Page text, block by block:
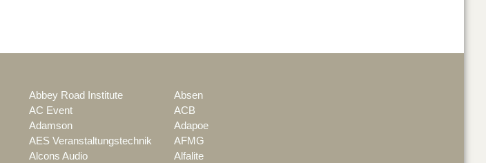
Abbey Road Institute
Absen
AC Event
ACB
Adamson
Adapoe
AES Veranstaltungstechnik
AFMG
Alcons Audio Alfalite